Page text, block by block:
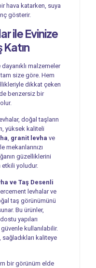
hava katarken, suya
gösterir.
ile Evinize
malzemeler
size göre. Hem
dikkat çeken
benzersiz bir
doğal taşların
yüksek kaliteli
, granit levha ve
mekanlarınızı
güzelliklerini
etkili yoludur.
ve Taş Desenli
levhalar ve
taş görünümünü
Bu ürünler,
yapıları
kullanılabilir.
, sağladıkları kaliteye
bir görünüm elde